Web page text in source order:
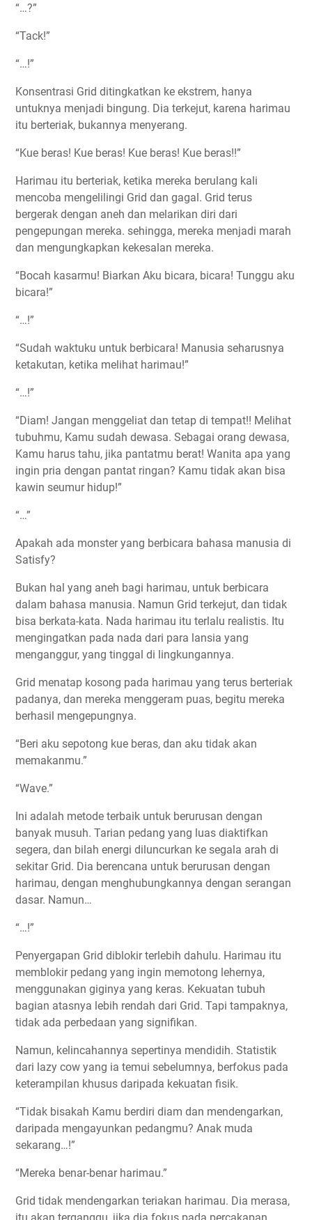
“…?”
“Tack!”
“…!”
Konsentrasi Grid ditingkatkan ke ekstrem, hanya
untuknya menjadi bingung. Dia terkejut, karena harimau
itu berteriak, bukannya menyerang.
“Kue beras! Kue beras! Kue beras! Kue beras!!”
Harimau itu berteriak, ketika mereka berulang kali
mencoba mengelilingi Grid dan gagal. Grid terus
bergerak dengan aneh dan melarikan diri dari
pengepungan mereka. sehingga, mereka menjadi marah
dan mengungkapkan kekesalan mereka.
“Bocah kasarmu! Biarkan Aku bicara, bicara! Tunggu aku
bicara!”
“…!”
“Sudah waktuku untuk berbicara! Manusia seharusnya
ketakutan, ketika melihat harimau!”
“…!”
“Diam! Jangan menggeliat dan tetap di tempat!! Melihat
tubuhmu, Kamu sudah dewasa. Sebagai orang dewasa,
Kamu harus tahu, jika pantatmu berat! Wanita apa yang
ingin pria dengan pantat ringan? Kamu tidak akan bisa
kawin seumur hidup!”
“…”
Apakah ada monster yang berbicara bahasa manusia di
Satisfy?
Bukan hal yang aneh bagi harimau, untuk berbicara
dalam bahasa manusia. Namun Grid terkejut, dan tidak
bisa berkata-kata. Nada harimau itu terlalu realistis. Itu
mengingatkan pada nada dari para lansia yang
menganggur, yang tinggal di lingkungannya.
Grid menatap kosong pada harimau yang terus berteriak
padanya, dan mereka menggeram puas, begitu mereka
berhasil mengepungnya.
“Beri aku sepotong kue beras, dan aku tidak akan
memakanmu.”
“Wave.”
Ini adalah metode terbaik untuk berurusan dengan
banyak musuh. Tarian pedang yang luas diaktifkan
segera, dan bilah energi diluncurkan ke segala arah di
sekitar Grid. Dia berencana untuk berurusan dengan
harimau, dengan menghubungkannya dengan serangan
dasar. Namun…
“…!”
Penyergapan Grid diblokir terlebih dahulu. Harimau itu
memblokir pedang yang ingin memotong lehernya,
menggunakan giginya yang keras. Kekuatan tubuh
bagian atasnya lebih rendah dari Grid. Tapi tampaknya,
tidak ada perbedaan yang signifikan.
Namun, kelincahannya sepertinya mendidih. Statistik
dari lazy cow yang ia temui sebelumnya, berfokus pada
keterampilan khusus daripada kekuatan fisik.
“Tidak bisakah Kamu berdiri diam dan mendengarkan,
daripada mengayunkan pedangmu? Anak muda
sekarang…!”
“Mereka benar-benar harimau.”
Grid tidak mendengarkan teriakan harimau. Dia merasa,